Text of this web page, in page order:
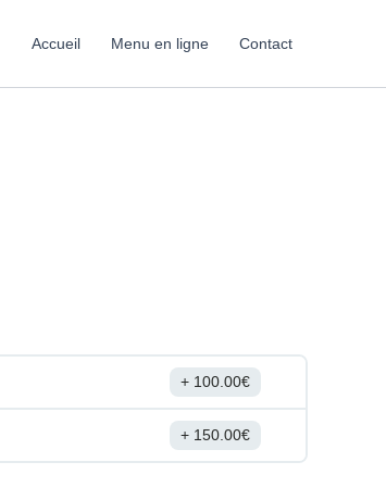
Accueil Menu en ligne Contact
100.00€
150.00€